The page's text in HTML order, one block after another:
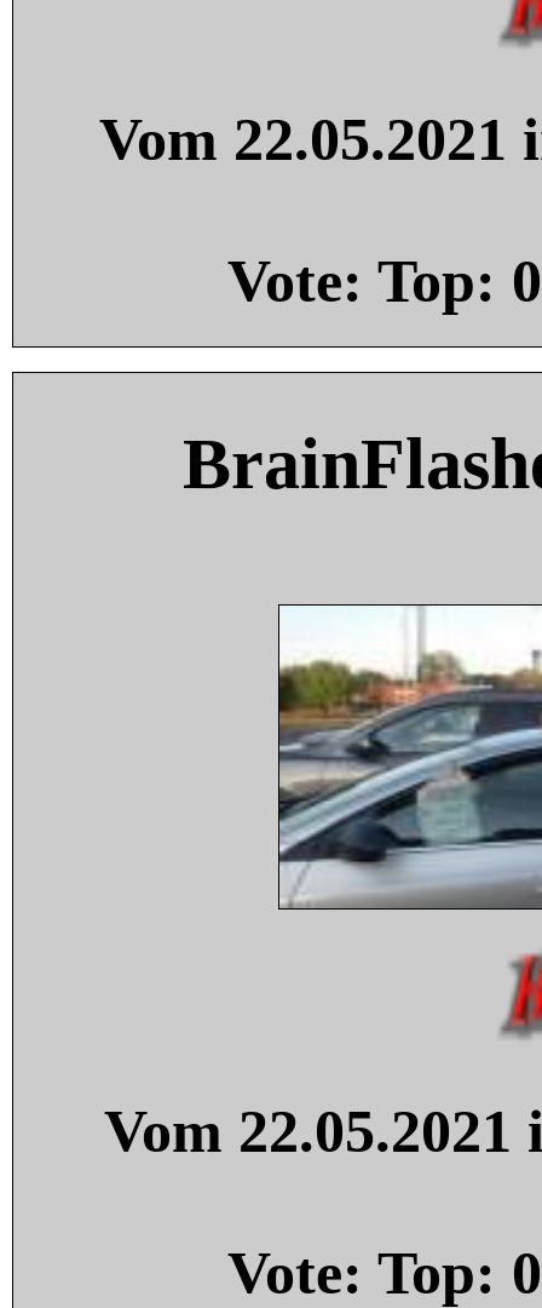
Vom
Vote: Top: 0
Vom
Vote: Top: 0